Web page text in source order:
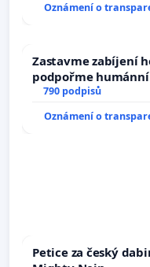
Oznámení o
Zastavme zabíjení
podpořme
790 podpisů
Oznámení o
Petice za český